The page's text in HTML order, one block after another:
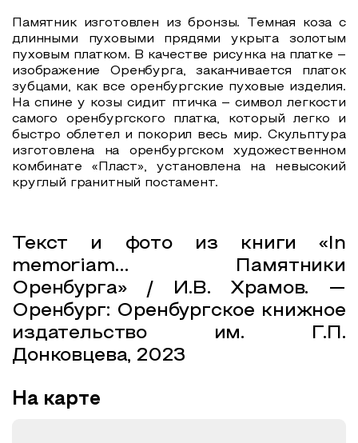
Памятник изготовлен из бронзы. Темная коза с
длинными пуховыми прядями укрыта золотым
пуховым платком. В качестве рисунка на платке –
изображение Оренбурга, заканчивается платок
зубцами, как все оренбургские пуховые изделия.
На спине у козы сидит птичка – символ легкости
самого оренбургского платка, который легко и
быстро облетел и покорил весь мир. Скульптура
изготовлена на оренбургском художественном
комбинате «Пласт», установлена на невысокий
круглый гранитный постамент.
Текст и фото из книги «In
memoriam… Памятники
Оренбурга» / И.В. Храмов. —
Оренбург: Оренбургское книжное
издательство им. Г.П.
Донковцева, 2023
На карте